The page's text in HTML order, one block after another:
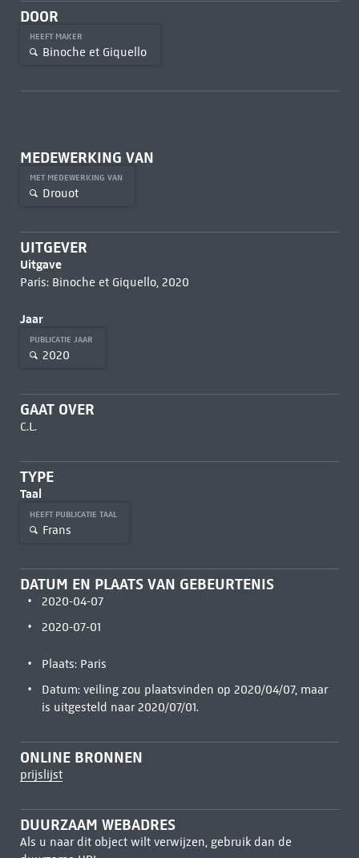
DOOR
HEEFT MAKER
Binoche et Giquello
MEDEWERKING VAN
MET MEDEWERKING VAN
Drouot
UITGEVER
Uitgave
Paris: Binoche et Giquello, 2020
Jaar
PUBLICATIE JAAR
2020
GAAT OVER
C.L.
TYPE
Taal
HEEFT PUBLICATIE TAAL
Frans
DATUM EN PLAATS VAN GEBEURTENIS
2020-04-07
2020-07-01
Plaats: Paris
Datum: veiling zou plaatsvinden op 2020/04/07, maar
is uitgesteld naar 2020/07/01.
ONLINE BRONNEN
prijslijst
DUURZAAM WEBADRES
Als u naar dit object wilt verwijzen, gebruik dan de